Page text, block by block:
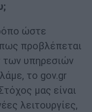
ώστε
προβλέπεται
των υπηρεσιών
το gov.gr
μας είναι
λειτουργίες,